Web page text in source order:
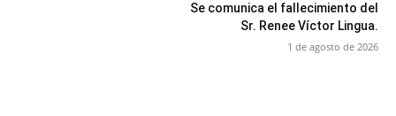
Se comunica el fallecimiento del
Sr. Renee Víctor Lingua.
1 de agosto de 2026